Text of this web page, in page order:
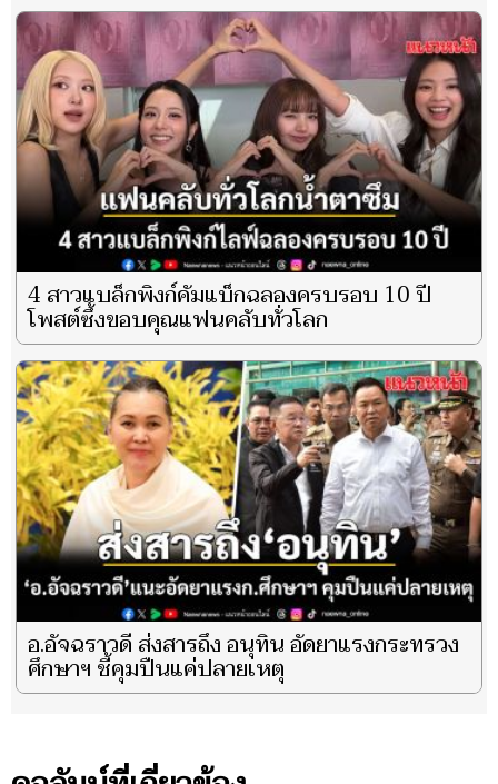
4 สาวแบล็กพิงก์คัมแบ็กฉลองครบรอบ 10 ปี
โพสต์ซึ้งขอบคุณแฟนคลับทั่วโลก
อ.อัจฉราวดี ส่งสารถึง อนุทิน อัดยาแรงกระทรวง
ศึกษาฯ ชี้คุมปืนแค่ปลายเหตุ